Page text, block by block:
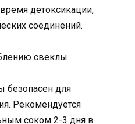
детоксикации,
соединений.
свеклы
безопасен для
Рекомендуется
соком 2-3 дня в